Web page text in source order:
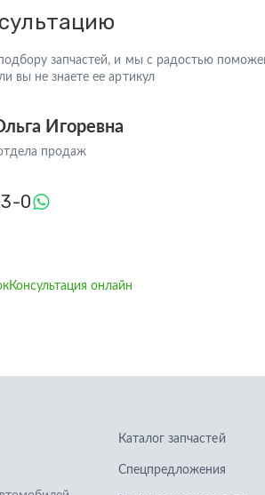
запчастей, и мы с радостью
вы не знаете ее артикул
Игоревна
продаж
0
Консультация онлайн
Спецпредложения
Графические каталоги